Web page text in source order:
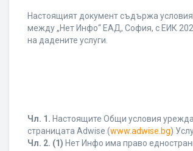
Настоящият документ съдържа
между „Нет Инфо“ ЕАД, София, с ЕИК
на дадените услуги.
Чл. 1. Настоящите Общи условия
страницата Adwise (www.adwise.bg)
Чл. 2. (1) Нет Инфо има право